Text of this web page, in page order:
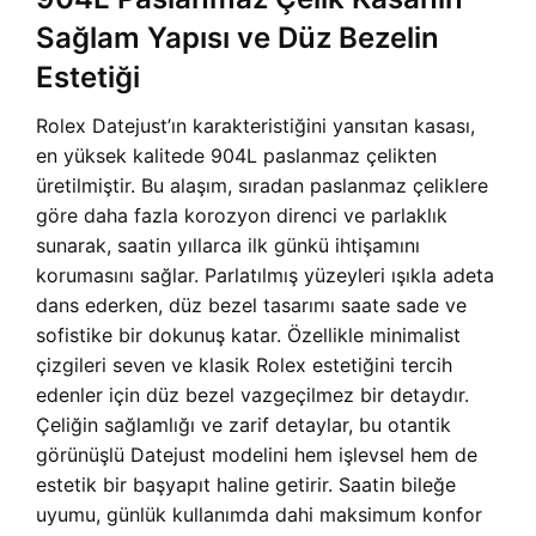
Sağlam Yapısı ve Düz Bezelin
Estetiği
Rolex Datejust’ın karakteristiğini yansıtan kasası,
en yüksek kalitede 904L paslanmaz çelikten
üretilmiştir. Bu alaşım, sıradan paslanmaz çeliklere
göre daha fazla korozyon direnci ve parlaklık
sunarak, saatin yıllarca ilk günkü ihtişamını
korumasını sağlar. Parlatılmış yüzeyleri ışıkla adeta
dans ederken, düz bezel tasarımı saate sade ve
sofistike bir dokunuş katar. Özellikle minimalist
çizgileri seven ve klasik Rolex estetiğini tercih
edenler için düz bezel vazgeçilmez bir detaydır.
Çeliğin sağlamlığı ve zarif detaylar, bu otantik
görünüşlü Datejust modelini hem işlevsel hem de
estetik bir başyapıt haline getirir. Saatin bileğe
uyumu, günlük kullanımda dahi maksimum konfor